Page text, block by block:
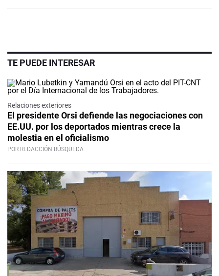
TE PUEDE INTERESAR
Relaciones exteriores
El presidente Orsi defiende las negociaciones con
EE.UU. por los deportados mientras crece la
molestia en el oficialismo
POR REDACCIÓN BÚSQUEDA